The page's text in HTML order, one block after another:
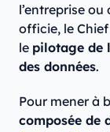
l’entreprise
officie, le
le pilotage de
des données.
Pour mener à
composée de